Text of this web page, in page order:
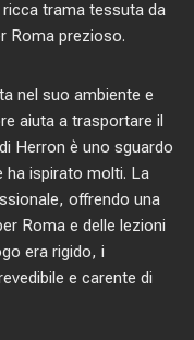
trama tessuta da
Roma prezioso.
nel suo ambiente e
aiuta a trasportare il
Herron è uno sguardo
ha ispirato molti. La
offrendo una
Roma e delle lezioni
era rigido, i
e carente di